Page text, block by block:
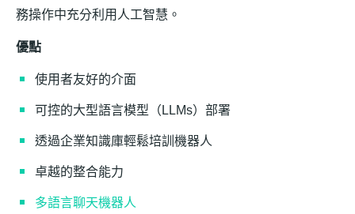
務操作中充分利用人工智慧。
優點
使用者友好的介面
可控的大型語言模型（LLMs）部署
透過企業知識庫輕鬆培訓機器人
卓越的整合能力
多語言聊天機器人